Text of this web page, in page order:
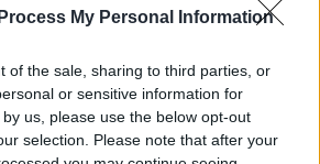
My Personal Information
of the sale, sharing to third parties, or
or sensitive information for
us, please use the below opt-out
selection. Please note that after your
Κεφαλονιά, η Πελαγία, κόρη